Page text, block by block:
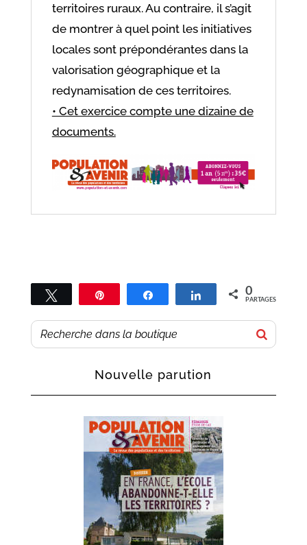
territoires ruraux. Au contraire, il s’agit
de montrer à quel point les initiatives
locales sont prépondérantes dans la
valorisation géographique et la
redynamisation de ces territoires.
• Cet exercice compte une dizaine de
documents.
Tweetez Épingle Partagez Partagez0
PARTAGES
Nouvelle parution